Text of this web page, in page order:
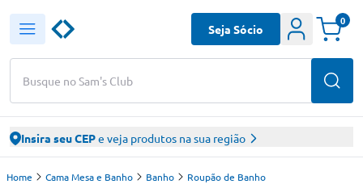
Busque no Sam's Club
Seja Sócio
0
Insira seu CEPe veja produtos na sua região
Home Cama Mesa e Banho Banho Roupão de Banho